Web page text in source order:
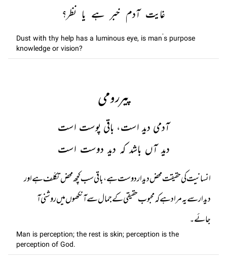
غایت آدم خبر ہے یا نظر؟
Dust with thy help has a luminous eye, is man’s purpose
knowledge or vision?
پیررومی
آدمی دید است، باقی پوست است
دید آں باشد کہ دید دوست است
انسانیت کی حقیقت محض دیدار دوست ہے ، باقی سب کچھ محض تکلّف ہے اور
دیدار سے یہ مراد ہے کہ محبوب حقیقی کے جمال سے آنکھوں میں روشنی آ
جائے۔
Man is perception; the rest is skin; perception is the
perception of God.